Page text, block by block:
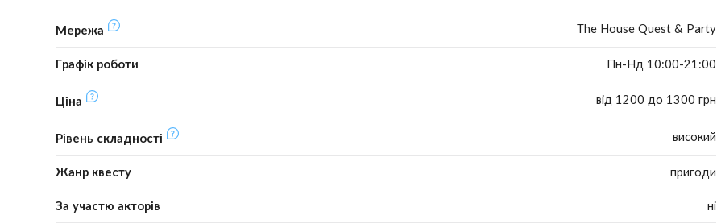
Мережа The House Quest & Party
Графік роботи Пн-Нд 10:00-21:00
Ціна від 1200 до 1300 грн
Рівень складності високий
Жанр квесту пригоди
За участю акторів ні